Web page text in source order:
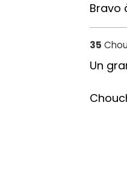
Bravo
35
Un